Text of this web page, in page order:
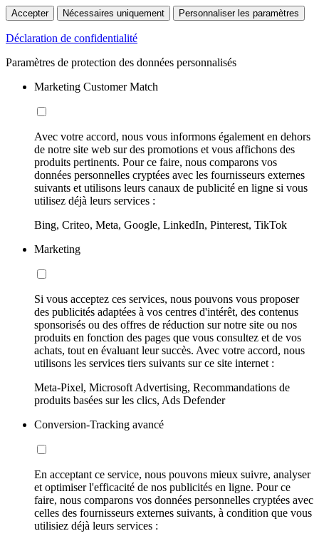
Accepter Nécessaires uniquement Personnaliser les paramètres
Déclaration de confidentialité
Paramètres de protection des données personnalisés
Marketing Customer Match
Avec votre accord, nous vous informons également en dehors
de notre site web sur des promotions et vous affichons des
produits pertinents. Pour ce faire, nous comparons vos
données personnelles cryptées avec les fournisseurs externes
suivants et utilisons leurs canaux de publicité en ligne si vous
utilisez déjà leurs services :
Bing, Criteo, Meta, Google, LinkedIn, Pinterest, TikTok
Marketing
Si vous acceptez ces services, nous pouvons vous proposer
des publicités adaptées à vos centres d'intérêt, des contenus
sponsorisés ou des offres de réduction sur notre site ou nos
produits en fonction des pages que vous consultez et de vos
achats, tout en évaluant leur succès. Avec votre accord, nous
utilisons les services tiers suivants sur ce site internet :
Meta-Pixel, Microsoft Advertising, Recommandations de
produits basées sur les clics, Ads Defender
Conversion-Tracking avancé
En acceptant ce service, nous pouvons mieux suivre, analyser
et optimiser l'efficacité de nos publicités en ligne. Pour ce
faire, nous comparons vos données personnelles cryptées avec
celles des fournisseurs externes suivants, à condition que vous
utilisiez déjà leurs services :